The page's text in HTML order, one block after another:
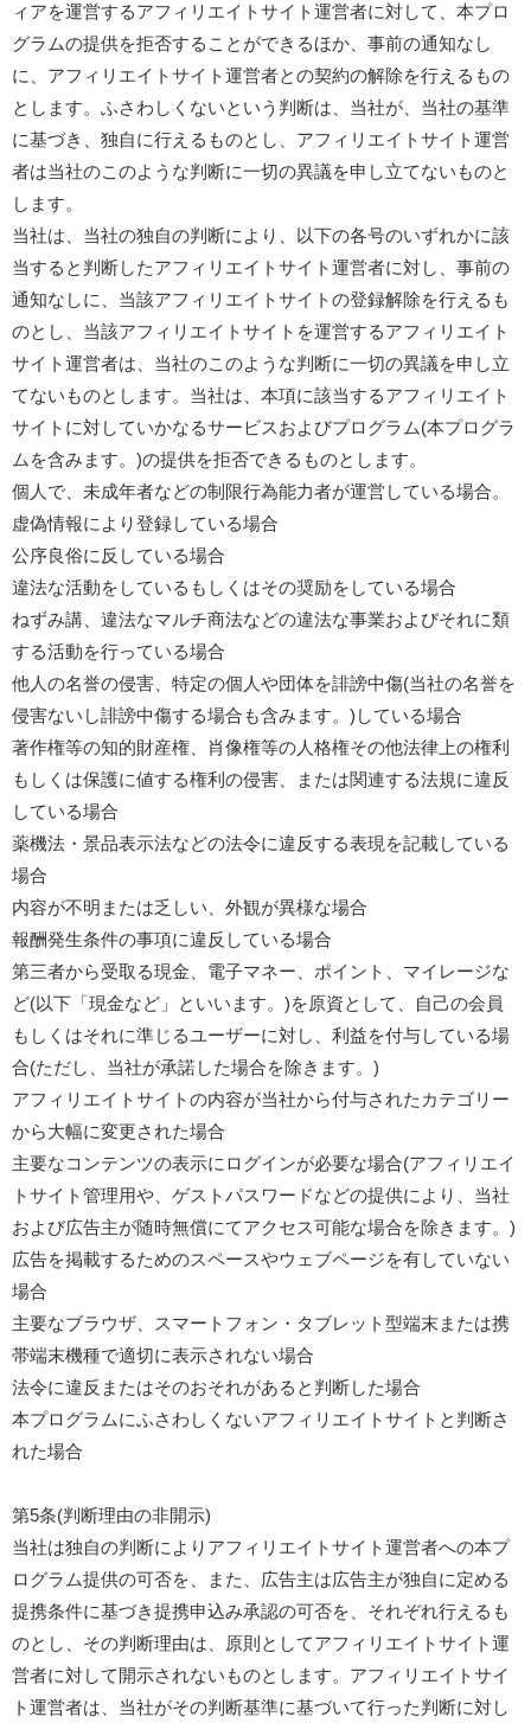
ィアを運営するアフィリエイトサイト運営者に対して、本プロ
グラムの提供を拒否することができるほか、事前の通知なし
に、アフィリエイトサイト運営者との契約の解除を行えるもの
とします。ふさわしくないという判断は、当社が、当社の基準
に基づき、独自に行えるものとし、アフィリエイトサイト運営
者は当社のこのような判断に一切の異議を申し立てないものと
します。
当社は、当社の独自の判断により、以下の各号のいずれかに該
当すると判断したアフィリエイトサイト運営者に対し、事前の
通知なしに、当該アフィリエイトサイトの登録解除を行えるも
のとし、当該アフィリエイトサイトを運営するアフィリエイト
サイト運営者は、当社のこのような判断に一切の異議を申し立
てないものとします。当社は、本項に該当するアフィリエイト
サイトに対していかなるサービスおよびプログラム(本プログラ
ムを含みます。)の提供を拒否できるものとします。
個人で、未成年者などの制限行為能力者が運営している場合。
虚偽情報により登録している場合
公序良俗に反している場合
違法な活動をしているもしくはその奨励をしている場合
ねずみ講、違法なマルチ商法などの違法な事業およびそれに類
する活動を行っている場合
他人の名誉の侵害、特定の個人や団体を誹謗中傷(当社の名誉を
侵害ないし誹謗中傷する場合も含みます。)している場合
著作権等の知的財産権、肖像権等の人格権その他法律上の権利
もしくは保護に値する権利の侵害、または関連する法規に違反
している場合
薬機法・景品表示法などの法令に違反する表現を記載している
場合
内容が不明または乏しい、外観が異様な場合
報酬発生条件の事項に違反している場合
第三者から受取る現金、電子マネー、ポイント、マイレージな
ど(以下「現金など」といいます。)を原資として、自己の会員
もしくはそれに準じるユーザーに対し、利益を付与している場
合(ただし、当社が承諾した場合を除きます。)
アフィリエイトサイトの内容が当社から付与されたカテゴリー
から大幅に変更された場合
主要なコンテンツの表示にログインが必要な場合(アフィリエイ
トサイト管理用や、ゲストパスワードなどの提供により、当社
および広告主が随時無償にてアクセス可能な場合を除きます。)
広告を掲載するためのスペースやウェブページを有していない
場合
主要なブラウザ、スマートフォン・タブレット型端末または携
帯端末機種で適切に表示されない場合
法令に違反またはそのおそれがあると判断した場合
本プログラムにふさわしくないアフィリエイトサイトと判断さ
れた場合
第5条(判断理由の非開示)
当社は独自の判断によりアフィリエイトサイト運営者への本プ
ログラム提供の可否を、また、広告主は広告主が独自に定める
提携条件に基づき提携申込み承認の可否を、それぞれ行えるも
のとし、その判断理由は、原則としてアフィリエイトサイト運
営者に対して開示されないものとします。アフィリエイトサイ
ト運営者は、当社がその判断基準に基づいて行った判断に対し